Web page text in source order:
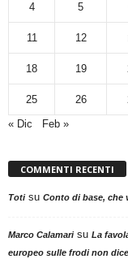
4 5
11 12
18 19
25 26
« Dic
Feb »
COMMENTI RECENTI
Totisu Conto di base, che
Marco Calamarisu La
europeo sulle frodi non dice